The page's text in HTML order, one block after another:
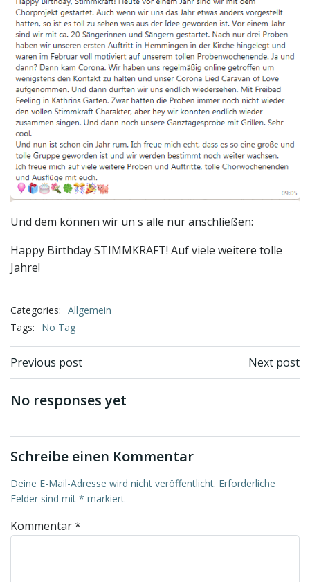
Und dem können wir un s alle nur anschließen:
Happy Birthday STIMMKRAFT! Auf viele weitere tolle
Jahre!
Categories: Allgemein
Tags:
No Tag
Beitragsnavigation
Previous post Next post
No responses yet
Schreibe einen Kommentar
Deine E-Mail-Adresse wird nicht veröffentlicht. Erforderliche
Felder sind mit * markiert
Kommentar*